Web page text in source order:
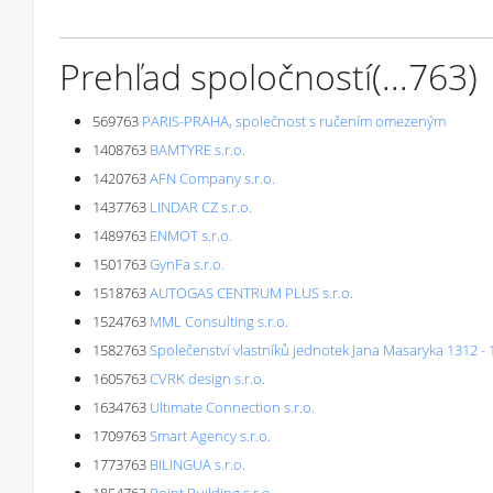
Prehľad spoločností(...763)
569763 PARIS-PRAHA, společnost s ručením omezeným
1408763 BAMTYRE s.r.o.
1420763AFN Company s.r.o.
1437763 LINDAR CZ s.r.o.
1489763 ENMOT s.r.o.
1501763GynFa s.r.o.
1518763AUTOGAS CENTRUM PLUS s.r.o.
1524763 MML Consulting s.r.o.
1582763Společenství vlastníků jednotek Jana Masaryka 1312 -
1605763CVRK design s.r.o.
1634763 Ultimate Connection s.r.o.
1709763Smart Agency s.r.o.
1773763 BILINGUA s.r.o.